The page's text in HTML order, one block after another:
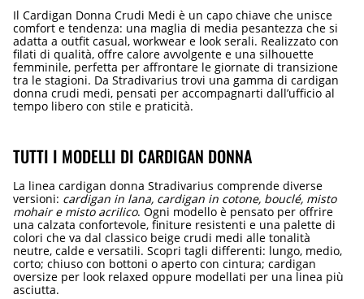
Il Cardigan Donna Crudi Medi è un capo chiave che unisce
comfort e tendenza: una maglia di media pesantezza che si
adatta a outfit casual, workwear e look serali. Realizzato con
filati di qualità, offre calore avvolgente e una silhouette
femminile, perfetta per affrontare le giornate di transizione
tra le stagioni. Da Stradivarius trovi una gamma di cardigan
donna crudi medi, pensati per accompagnarti dall’ufficio al
tempo libero con stile e praticità.
TUTTI I MODELLI DI CARDIGAN DONNA
La linea cardigan donna Stradivarius comprende diverse
versioni: cardigan in lana, cardigan in cotone, bouclé, misto
mohair e misto acrilico. Ogni modello è pensato per offrire
una calzata confortevole, finiture resistenti e una palette di
colori che va dal classico beige crudi medi alle tonalità
neutre, calde e versatili. Scopri tagli differenti: lungo, medio,
corto; chiuso con bottoni o aperto con cintura; cardigan
oversize per look relaxed oppure modellati per una linea più
asciutta.